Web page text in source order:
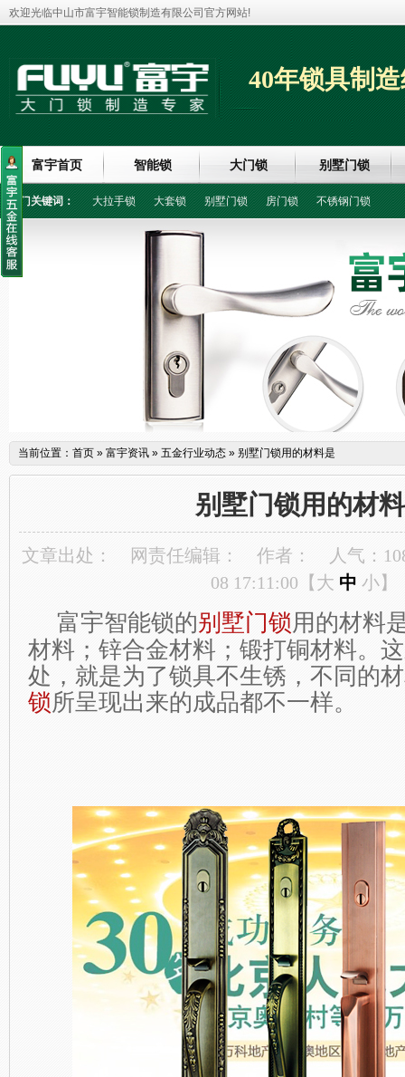
欢迎光临中山市富宇智能锁制造有限公司官方网站!
40年锁具制
富宇首页 智能锁 大门锁 别墅门锁
热门关键词： 大拉手锁 大套锁 别墅门锁 房门锁 不锈钢门锁
当前位置： 首页 » 富宇资讯 » 五金行业动态 » 别墅门锁用的材料是
别墅门锁用的材
文章出处： 网责任编辑： 作者： 人气：
08 17:11:00【大 中 小】
富宇智能锁的别墅门锁用的材料
材料；锌合金材料；锻打铜材料。
处，就是为了锁具不生锈，不同的
锁所呈现出来的成品都不一样。